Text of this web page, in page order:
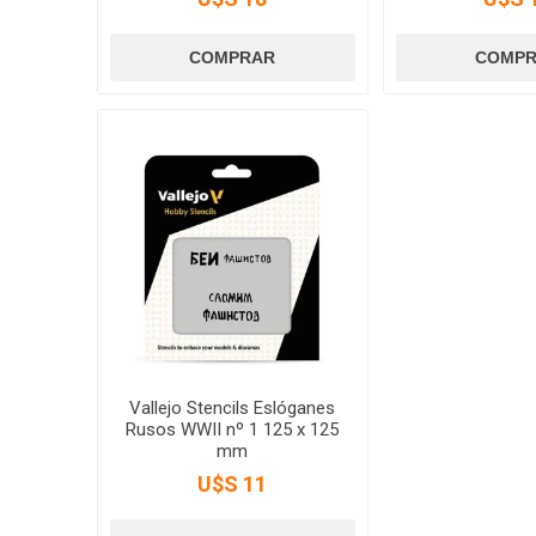
Vallejo Stencils Eslóganes
Rusos WWII nº 1 125 x 125
mm
U$S 11